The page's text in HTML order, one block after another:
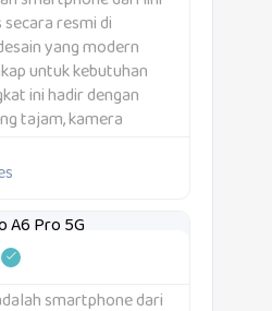
resmi di
yang modern
untuk kebutuhan
ini hadir dengan
tajam, kamera
dan performa
harian.Pilihan
A6 Pro
smartphone dari